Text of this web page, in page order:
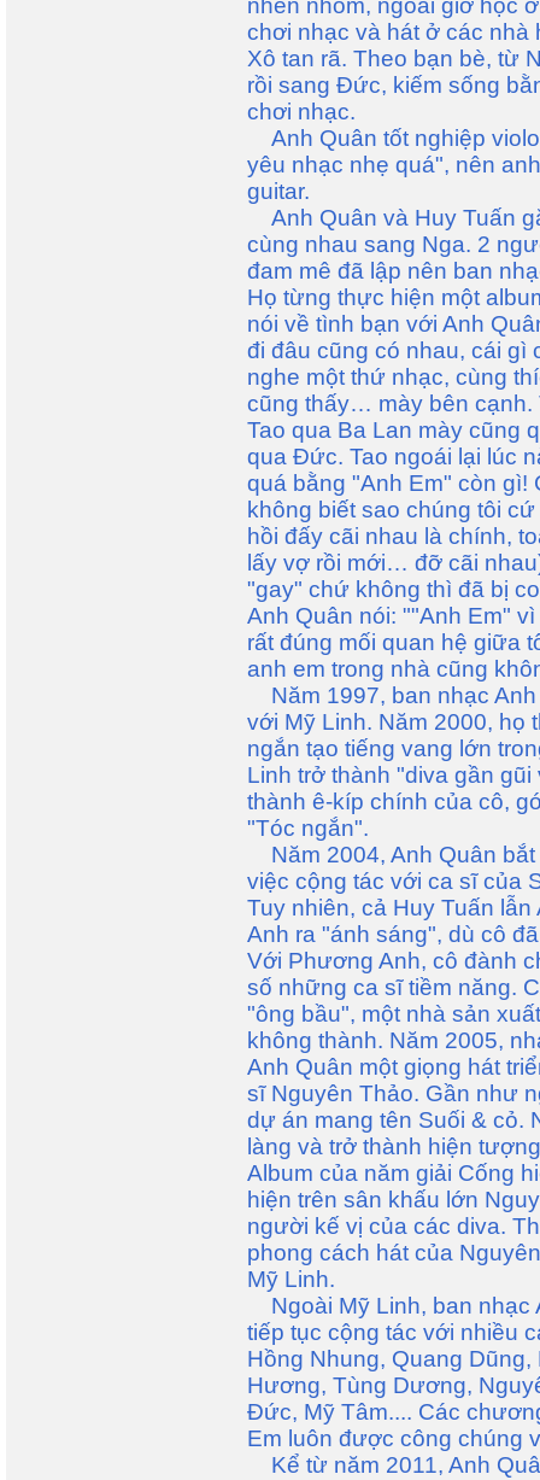
nhen nhóm, ngoài giờ học
chơi nhạc và hát ở các nhà
Xô tan rã. Theo bạn bè, từ
rồi sang Đức, kiếm sống
chơi nhạc.
Anh Quân tốt nghiệp
yêu nhạc nhẹ quá", nên
guitar.
Anh Quân và Huy Tuấn
cùng nhau sang Nga. 2
đam mê đã lập nên ban
Họ từng thực hiện một
nói về tình bạn với Anh
đi đâu cũng có nhau, cái gì
nghe một thứ nhạc, cùng
cũng thấy… mày bên cạnh.
Tao qua Ba Lan mày cũng
qua Đức. Tao ngoái lại lúc
quá bằng "Anh Em" còn gì!
không biết sao chúng tôi
hồi đấy cãi nhau là chính,
lấy vợ rồi mới… đỡ cãi
"gay" chứ không thì đã bị
Anh Quân nói: ""Anh Em"
rất đúng mối quan hệ giữa
anh em trong nhà cũng
Năm 1997, ban nhạc Anh
với Mỹ Linh. Năm 2000, họ
ngắn tạo tiếng vang lớn
Linh trở thành "diva gần
thành ê-kíp chính của cô,
"Tóc ngắn".
Năm 2004, Anh Quân
việc cộng tác với ca sĩ của
Tuy nhiên, cả Huy Tuấn
Anh ra "ánh sáng", dù cô
Với Phương Anh, cô đành
số những ca sĩ tiềm năng.
"ông bầu", một nhà sản
không thành. Năm 2005,
Anh Quân một giọng hát
sĩ Nguyên Thảo. Gần như
dự án mang tên Suối & cỏ.
làng và trở thành hiện
Album của năm giải Cống
hiện trên sân khấu lớn
người kế vị của các diva.
phong cách hát của
Mỹ Linh.
Ngoài Mỹ Linh, ban nhạc
tiếp tục cộng tác với nhiều
Hồng Nhung, Quang
Hương, Tùng Dương,
Đức, Mỹ Tâm.... Các
Em luôn được công chúng
Kể từ năm 2011, Anh